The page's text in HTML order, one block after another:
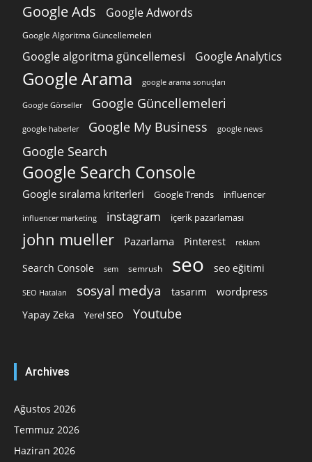
Google Ads Google Adwords
Google Algoritma Güncellemeleri
Google algoritma güncellemesi Google Analytics
Google Arama google arama sonuçları
Google Görseller Google Güncellemeleri
google haberler Google My Business google news
Google Search
Google Search Console
Google sıralama kriterleri Google Trends influencer
influencer marketing instagram içerik pazarlaması
john mueller Pazarlama Pinterest reklam
Search Console sem semrush seo seo eğitimi
SEO Hataları sosyal medya tasarım wordpress
Yapay Zeka Yerel SEO Youtube
Archives
Ağustos 2026
Temmuz 2026
Haziran 2026